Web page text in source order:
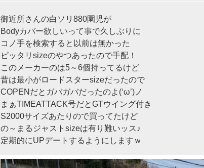
御近所さんの白ソリ880園児が
Bodyカバー欲しいって事で久しぶりに
コノ手を検索すると以前は無かった
ピッタリsizeのやつあったので手配！
このメーカーのは5～6個持ってるけど
昔は最小がロードスターsizeだったので
COPENだとガバガバだったのよ(‘ω’)ノ
まぁTIMEATTACK号だとGTウイング付き
S2000サイズあたりので買ってたけど
の～まるジャストsizeは有り難いッス♪
定期的にUPデートするようにしますｗ